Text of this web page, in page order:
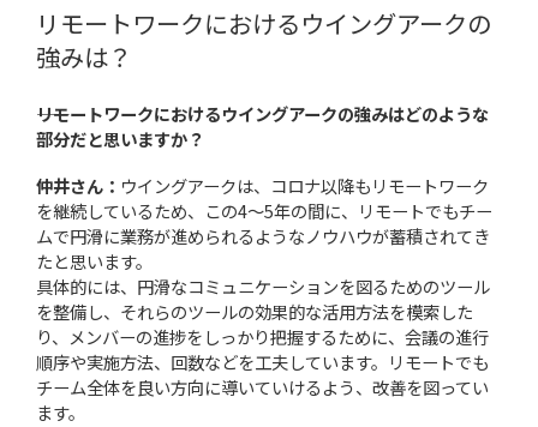
リモートワークにおけるウイングアークの
強みは？
――リモートワークにおけるウイングアークの強みはどのような
部分だと思いますか？
仲井さん： ウイングアークは、コロナ以降もリモートワーク
を継続しているため、この4～5年の間に、リモートでもチー
ムで円滑に業務が進められるようなノウハウが蓄積されてき
たと思います。
具体的には、円滑なコミュニケーションを図るためのツール
を整備し、それらのツールの効果的な活用方法を模索した
り、メンバーの進捗をしっかり把握するために、会議の進行
順序や実施方法、回数などを工夫しています。リモートでも
チーム全体を良い方向に導いていけるよう、改善を図ってい
ます。